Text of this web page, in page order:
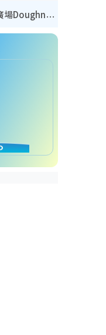
開倉優惠｜銅鑼灣時代廣場Doughnut/Campo Marzio開倉低至1折！背囊、書包、手袋劈價$200起